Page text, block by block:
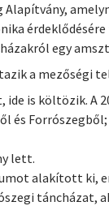
egy
a mezőségi
is költözik. A
és
lett.
alakított
táncházat,